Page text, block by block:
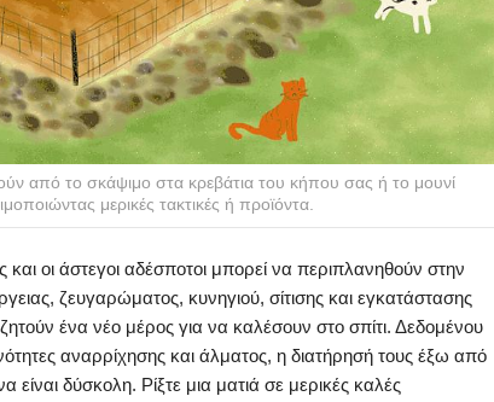
από το σκάψιμο στα κρεβάτια του κήπου σας ή το μουνί
μερικές τακτικές ή προϊόντα.
και οι άστεγοι αδέσποτοι μπορεί να περιπλανηθούν στην
ζευγαρώματος, κυνηγιού, σίτισης και εγκατάστασης
ένα νέο μέρος για να καλέσουν στο σπίτι. Δεδομένου
αναρρίχησης και άλματος, η διατήρησή τους έξω από
δύσκολη. Ρίξτε μια ματιά σε μερικές καλές